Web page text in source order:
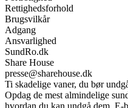
Rettighedsforhold
Brugsvilkår
Adgang
Ansvarlighed
SundRo.dk
Share House
presse@sharehouse.dk
Ti skadelige vaner, du bør
Opdag de mest almindelige